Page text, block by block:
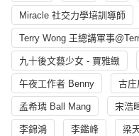
Miracle 社交力學培訓導師
Terry Wong 王總講軍事
九十後文藝少女 - 賈雅緻
午夜工作者 Benny 古庄
孟希璘 Ball Mang 宋浩
李錦鴻 李鑑峰 梁